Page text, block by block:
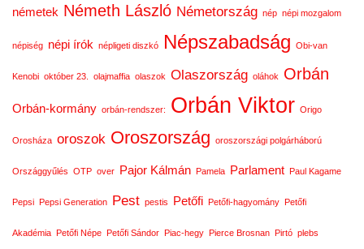
németek Németh László Németország nép népi mozgalom
népiség népi írók népligeti diszkó Népszabadság Obi-van
Kenobi október 23. olajmaffia olaszok Olaszország oláhok Orbán
Orbán-kormány orbán-rendszer: Orbán Viktor Origo
Orosháza oroszok Oroszország oroszországi polgárháború
Országgyűlés OTP over Pajor Kálmán Pamela Parlament Paul Kagame
Pepsi Pepsi Generation Pest pestis Petőfi Petőfi-hagyomány Petőfi
Akadémia Petőfi Népe Petőfi Sándor Piac-hegy Pierce Brosnan Pirtó plebs